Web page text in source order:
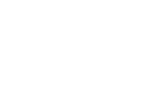
bir
büyük